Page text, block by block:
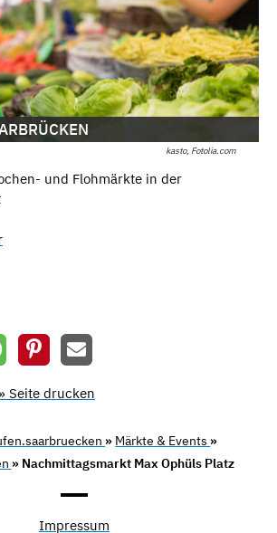
kasto, Fotolia.com
und Flohmärkte in der
» Seite drucken
» Märkte & Events »
» Nachmittagsmarkt Max Ophüls Platz
Impressum